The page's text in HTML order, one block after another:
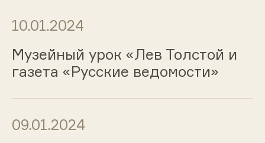
10.01.2024
Музейный урок «Лев Толстой и
газета «Русские ведомости»
09.01.2024